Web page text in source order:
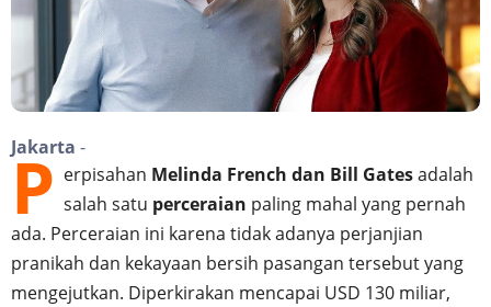
Jakarta -
P erpisahan Melinda French dan Bill Gatesadalah
salah satu perceraian paling mahal yang pernah
ada. Perceraian ini karena tidak adanya perjanjian
pranikah dan kekayaan bersih pasangan tersebut yang
mengejutkan. Diperkirakan mencapai USD 130 miliar,